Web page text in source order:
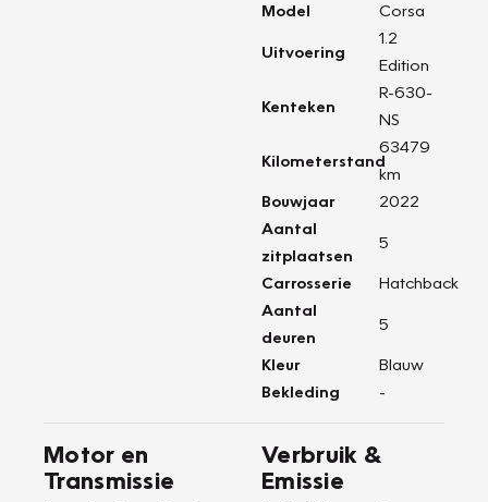
Model
Corsa
Uitvoering
1.2
Edition
Kenteken
R-630-
NS
Kilometerstand
63479
km
Bouwjaar
2022
Aantal
zitplaatsen
5
Carrosserie
Hatchback
Aantal
deuren
5
Kleur
Blauw
Bekleding
-
Motor en
Transmissie
Verbruik &
Emissie